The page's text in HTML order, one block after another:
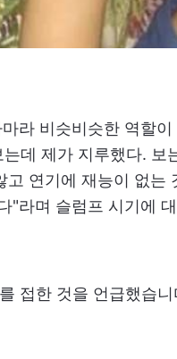
라 비슷비슷한 역할
데 제가 지루했다. 보
연기에 재능이 없는
"라며 슬럼프 시기에
접한 것을 언급했습니